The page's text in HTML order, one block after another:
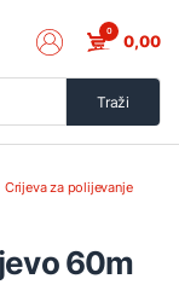
Traži
0 0,00
Crijeva za polijevanje
60m